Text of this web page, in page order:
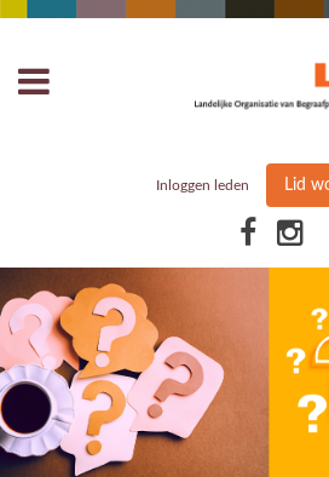
Inloggen leden Lid